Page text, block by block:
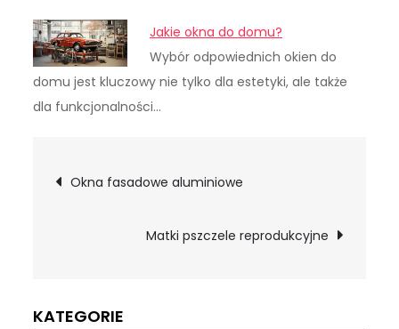
Jakie okna do domu?
Wybór odpowiednich okien do
domu jest kluczowy nie tylko dla estetyki, ale także
dla funkcjonalności…
Nawigacja
wpisu
Okna fasadowe aluminiowe
Matki pszczele reprodukcyjne
KATEGORIE